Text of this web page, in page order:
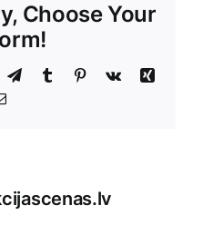
Choose Your
TelegramTumblr Pinterest
Vk
Xing
E-